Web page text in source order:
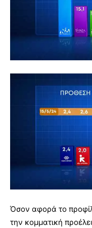
Όσον αφορά το
την κομματική